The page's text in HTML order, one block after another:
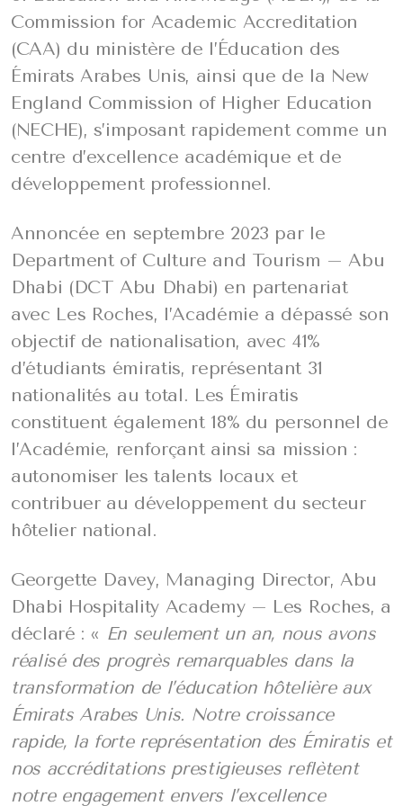
Commission for Academic Accreditation
(CAA) du ministère de l’Éducation des
Émirats Arabes Unis, ainsi que de la New
England Commission of Higher Education
(NECHE), s’imposant rapidement comme un
centre d’excellence académique et de
développement professionnel.
Annoncée en septembre 2023 par le
Department of Culture and Tourism – Abu
Dhabi (DCT Abu Dhabi) en partenariat
avec Les Roches, l’Académie a dépassé son
objectif de nationalisation, avec 41%
d’étudiants émiratis, représentant 31
nationalités au total. Les Émiratis
constituent également 18% du personnel de
l’Académie, renforçant ainsi sa mission :
autonomiser les talents locaux et
contribuer au développement du secteur
hôtelier national.
Georgette Davey, Managing Director, Abu
Dhabi Hospitality Academy – Les Roches, a
déclaré : « En seulement un an, nous avons
réalisé des progrès remarquables dans la
transformation de l’éducation hôtelière aux
Émirats Arabes Unis. Notre croissance
rapide, la forte représentation des Émiratis et
nos accréditations prestigieuses reflètent
notre engagement envers l’excellence